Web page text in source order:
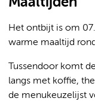
Het ontbijt is om
warme maaltijd
Tussendoor komt
langs met koffie,
de menukeuzelijst